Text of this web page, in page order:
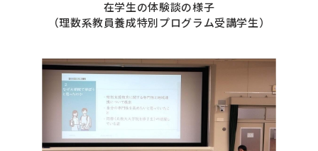
在学生の体験談の様子
（理数系教員養成特別プログラム受講学生）